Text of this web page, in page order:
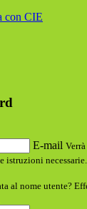
con CIE
E-mail
istruzioni necessarie.
al nome utente?